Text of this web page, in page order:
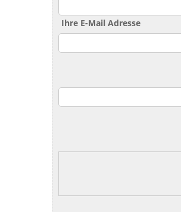
Ihre E-Mail Adresse